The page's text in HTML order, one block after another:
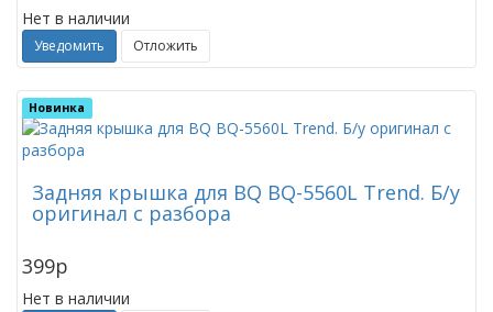
Нет в наличии
Уведомить Отложить
Новинка
Задняя крышка для BQ BQ-5560L Trend. Б/у
оригинал с разбора
399p
Нет в наличии